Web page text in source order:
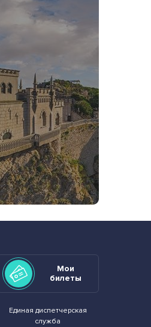
Мои
билеты
Единая диспетчерская
служба